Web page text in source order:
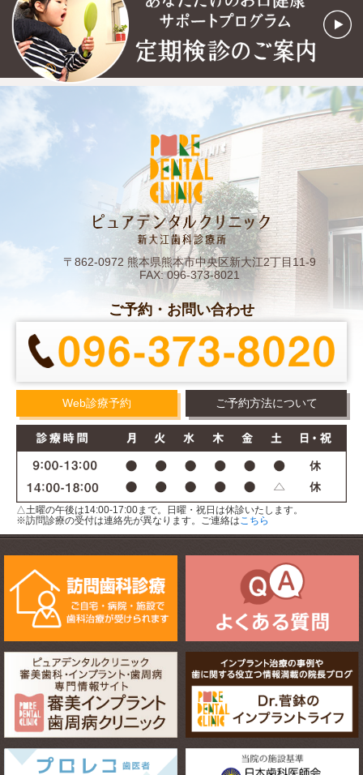
〒862-0972 熊本県熊本市中央区新大江2丁目11-9
FAX: 096-373-8021
ご予約・お問い合わせ
Web診療予約 ご予約方法について
△土曜の午後は14:00-17:00まで。日曜・祝日は休診いたします。
※訪問診療の受付は連絡先が異なります。ご連絡は こちら